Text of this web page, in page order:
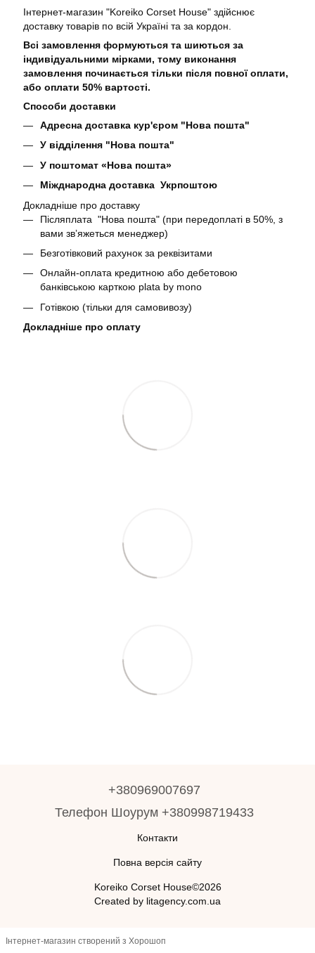
Інтернет-магазин "Koreiko Corset House" здійснює
доставку товарів по всій Україні та за кордон.
Всі замовлення формуються та шиються за
індивідуальними мірками, тому виконання
замовлення починається тільки після повної оплати,
або оплати 50% вартості.
Способи доставки
Адресна доставка кур'єром "Нова пошта"
У відділення "Нова пошта"
У поштомат «Нова пошта»
Міжднародна доставка Укрпоштою
Докладніше про доставку
Післяплата "Нова пошта" (при передоплаті в 50%, з
вами звʼяжеться менеджер)
Безготівковий рахунок за реквізитами
Онлайн-оплата кредитною або дебетовою
банківською карткою plata by mono
Готівкою (тільки для самовивозу)
Докладніше про оплату
+380969007697
Телефон Шоурум +380998719433
Контакти
Повна версія сайту
Koreiko Corset House©2026
Created by litagency.com.ua
Інтернет-магазин створений з Хорошоп